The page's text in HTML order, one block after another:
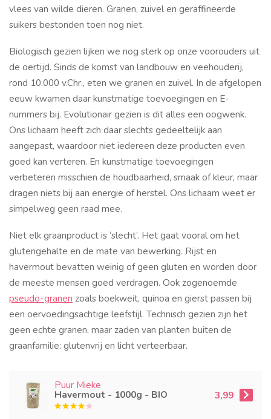
vlees van wilde dieren. Granen, zuivel en geraffineerde
suikers bestonden toen nog niet.
Biologisch gezien lijken we nog sterk op onze voorouders uit
de oertijd. Sinds de komst van landbouw en veehouderij,
rond 10.000 v.Chr., eten we granen en zuivel. In de afgelopen
eeuw kwamen daar kunstmatige toevoegingen en E-
nummers bij. Evolutionair gezien is dit alles een oogwenk.
Ons lichaam heeft zich daar slechts gedeeltelijk aan
aangepast, waardoor niet iedereen deze producten even
goed kan verteren. En kunstmatige toevoegingen
verbeteren misschien de houdbaarheid, smaak of kleur, maar
dragen niets bij aan energie of herstel. Ons lichaam weet er
simpelweg geen raad mee.
Niet elk graanproduct is ‘slecht’. Het gaat vooral om het
glutengehalte en de mate van bewerking. Rijst en
havermout bevatten weinig of geen gluten en worden door
de meeste mensen goed verdragen. Ook zogenoemde
pseudo-granen zoals boekweit, quinoa en gierst passen bij
een oervoedingsachtige leefstijl. Technisch gezien zijn het
geen echte granen, maar zaden van planten buiten de
graanfamilie: glutenvrij en licht verteerbaar.
Puur Mieke
Havermout - 1000g - BIO 3,99